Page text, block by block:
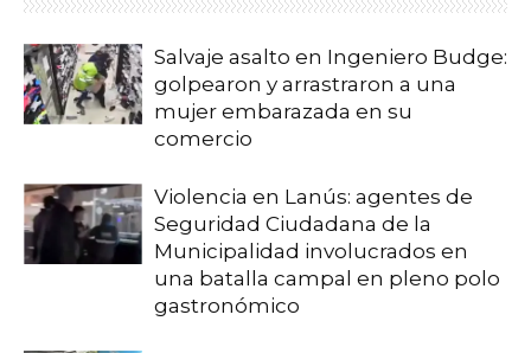
Salvaje asalto en Ingeniero Budge:
golpearon y arrastraron a una
mujer embarazada en su
comercio
Violencia en Lanús: agentes de
Seguridad Ciudadana de la
Municipalidad involucrados en
una batalla campal en pleno polo
gastronómico